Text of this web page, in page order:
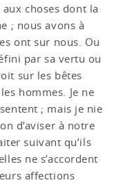
choses dont la
; nous avons à
ont sur nous. Ou
par sa vertu ou
sur les bêtes
hommes. Je ne
; mais je nie
d’aviser à notre
suivant qu’ils
ne s’accordent
affections